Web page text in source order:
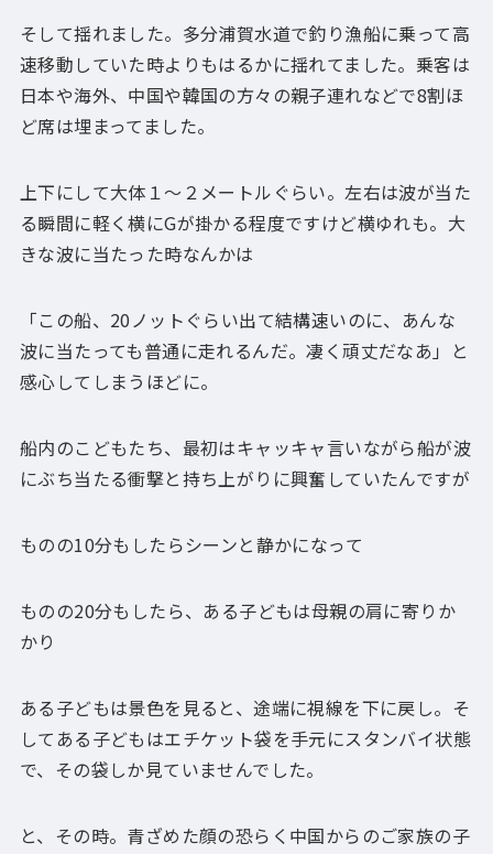
そして揺れました。多分浦賀水道で釣り漁船に乗って高
速移動していた時よりもはるかに揺れてました。乗客は
日本や海外、中国や韓国の方々の親子連れなどで8割ほ
ど席は埋まってました。
上下にして大体１～２メートルぐらい。左右は波が当た
る瞬間に軽く横にGが掛かる程度ですけど横ゆれも。大
きな波に当たった時なんかは
「この船、20ノットぐらい出て結構速いのに、あんな
波に当たっても普通に走れるんだ。凄く頑丈だなあ」と
感心してしまうほどに。
船内のこどもたち、最初はキャッキャ言いながら船が波
にぶち当たる衝撃と持ち上がりに興奮していたんですが
ものの10分もしたらシーンと静かになって
ものの20分もしたら、ある子どもは母親の肩に寄りか
かり
ある子どもは景色を見ると、途端に視線を下に戻し。そ
してある子どもはエチケット袋を手元にスタンバイ状態
で、その袋しか見ていませんでした。
と、その時。青ざめた顔の恐らく中国からのご家族の子